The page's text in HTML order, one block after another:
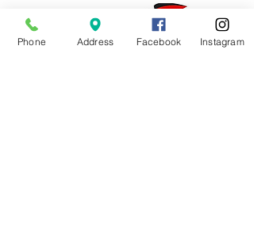
Phone Address Facebook Instagram